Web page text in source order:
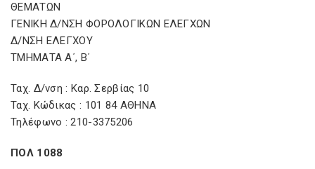
ΘΕΜΑΤΩΝ
ΓΕΝΙΚΗ Δ/ΝΣΗ ΦΟΡΟΛΟΓΙΚΩΝ ΕΛΕΓΧΩΝ
Δ/ΝΣΗ ΕΛΕΓΧΟΥ
ΤΜΗΜΑΤΑ Α΄, Β΄
Ταχ. Δ/νση : Καρ. Σερβίας 10
Ταχ. Κώδικας : 101 84 ΑΘΗΝΑ
Τηλέφωνο : 210-3375206
ΠΟΛ 1088